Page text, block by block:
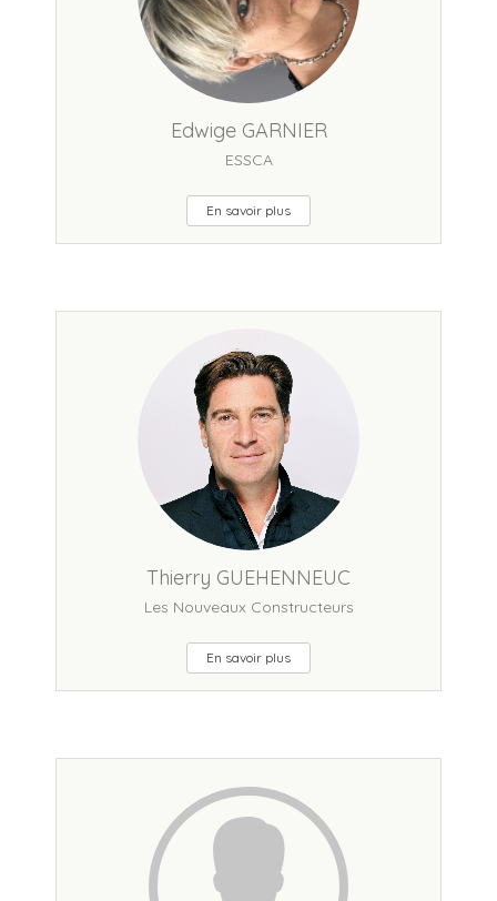
Edwige GARNIER
ESSCA
En savoir plus
Thierry GUEHENNEUC
Les Nouveaux Constructeurs
En savoir plus